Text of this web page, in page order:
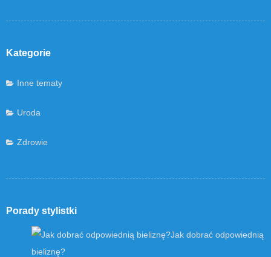
Kategorie
Inne tematy
Uroda
Zdrowie
Porady stylistki
Jak dobrać odpowiednią
bieliznę?